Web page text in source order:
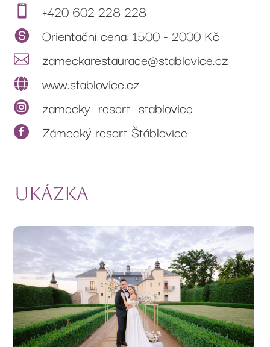
 +420 602 228 228
 Orientační cena: 1500 - 2000 Kč
 zameckarestaurace@stablovice.cz
 www.stablovice.cz
 zamecky_resort_stablovice
 Zámecký resort Štáblovice
ukázka